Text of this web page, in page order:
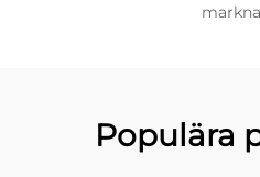
Populära